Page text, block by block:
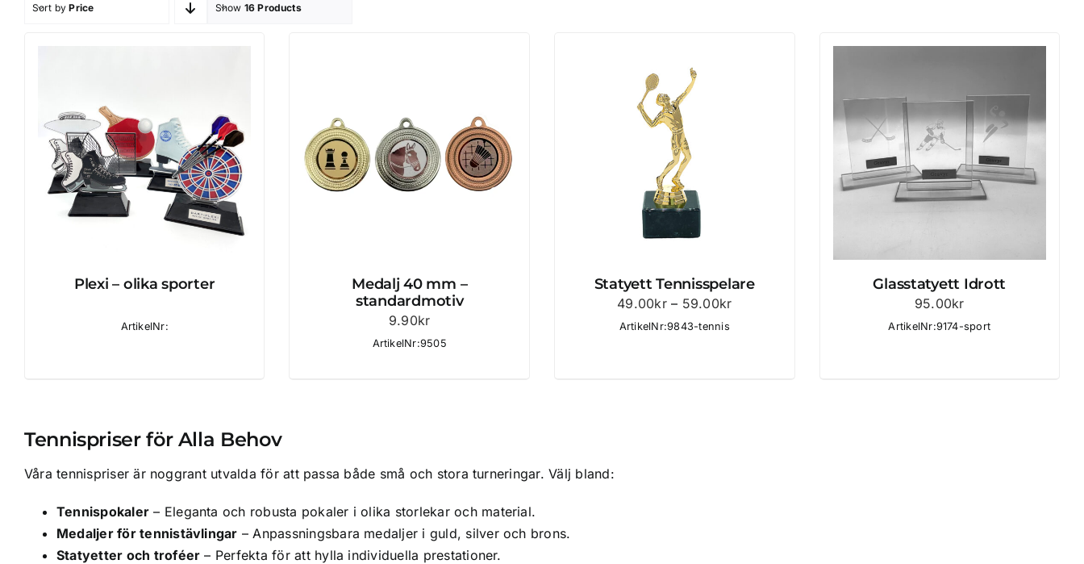
Sort byPrice Show 16 Products
Plexi – olika sporter
ArtikelNr:
Medalj 40 mm –
standardmotiv
9.90kr
ArtikelNr:9505
Statyett Tennisspelare
49.00kr – 59.00krPrisintervall:
ArtikelNr:9843-tennis
Glasstatyett Idrott
95.00kr
ArtikelNr:9174-sport
Tennispriser för Alla Behov
Våra tennispriser är noggrant utvalda för att passa både små och stora turneringar. Välj bland:
Tennispokaler – Eleganta och robusta pokaler i olika storlekar och material.
Medaljer för tennistävlingar – Anpassningsbara medaljer i guld, silver och brons.
Statyetter och troféer – Perfekta för att hylla individuella prestationer.